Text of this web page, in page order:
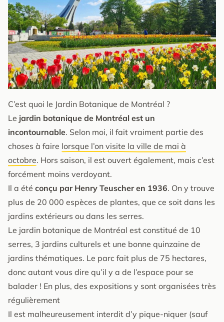
C’est quoi le Jardin Botanique de Montréal ?
Le jardin botanique de Montréal est un
incontournable. Selon moi, il fait vraiment partie des
choses à faire lorsque l’on visite la ville de mai à
octobre. Hors saison, il est ouvert également, mais c’est
forcément moins verdoyant.
Il a été conçu par Henry Teuscher en 1936. On y trouve
plus de 20 000 espèces de plantes, que ce soit dans les
jardins extérieurs ou dans les serres.
Le jardin botanique de Montréal est constitué de 10
serres, 3 jardins culturels et une bonne quinzaine de
jardins thématiques. Le parc fait plus de 75 hectares,
donc autant vous dire qu’il y a de l’espace pour se
balader ! En plus, des expositions y sont organisées très
régulièrement
Il est malheureusement interdit d’y pique-niquer (sauf